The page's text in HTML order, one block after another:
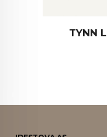
TYNN